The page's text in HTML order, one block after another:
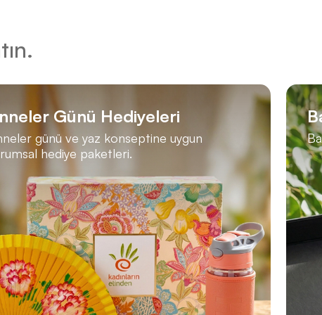
Günü Hediyeleri
günü ve yaz konseptine uygun
hediye paketleri.